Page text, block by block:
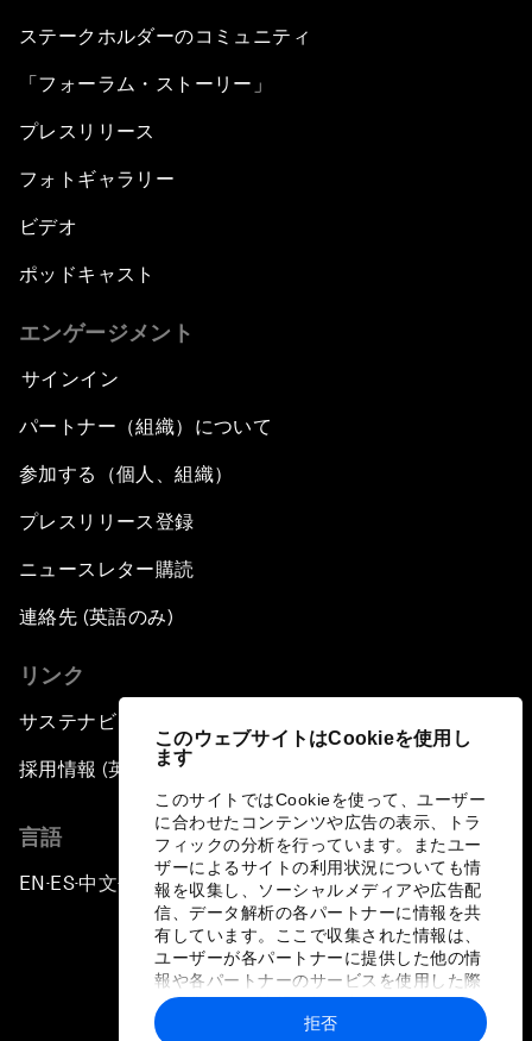
このウェブサイトはCookieを使用し
ます
このサイトではCookieを使って、ユーザー
に合わせたコンテンツや広告の表示、トラ
フィックの分析を行っています。またユー
ザーによるサイトの利用状況についても情
報を収集し、ソーシャルメディアや広告配
信、データ解析の各パートナーに情報を共
有しています。ここで収集された情報は、
ユーザーが各パートナーに提供した他の情
報や各パートナーのサービスを使用した際
に収集された情報と組み合わされ、各パー
トナーによって使用されることがありま
拒否
ステークホルダーのコミュニティ
「フォーラム・ストーリー」
プレスリリース
フォトギャラリー
ビデオ
ポッドキャスト
エンゲージメント
サインイン
パートナー（組織）について
参加する（個人、組織）
プレスリリース登録
ニュースレター購読
連絡先 (英語のみ)
リンク
サステナビリティへの取り組み
採用情報 (英語のみ)
言語
EN ▪ ES▪中文▪ 日本語